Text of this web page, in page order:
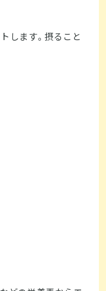
します。摂ること